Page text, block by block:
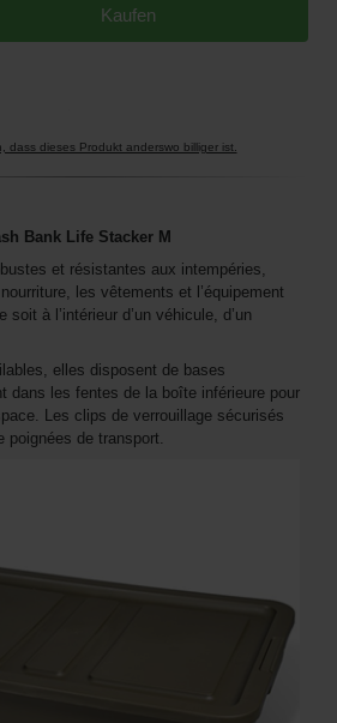
Kaufen
dass dieses Produkt anderswo billiger ist.
Bank Life Stacker M
et résistantes aux intempéries,
les vêtements et l’équipement
à l’intérieur d’un véhicule, d’un
elles disposent de bases
dans les fentes de la boîte inférieure pour
Les clips de verrouillage sécurisés
poignées de transport.